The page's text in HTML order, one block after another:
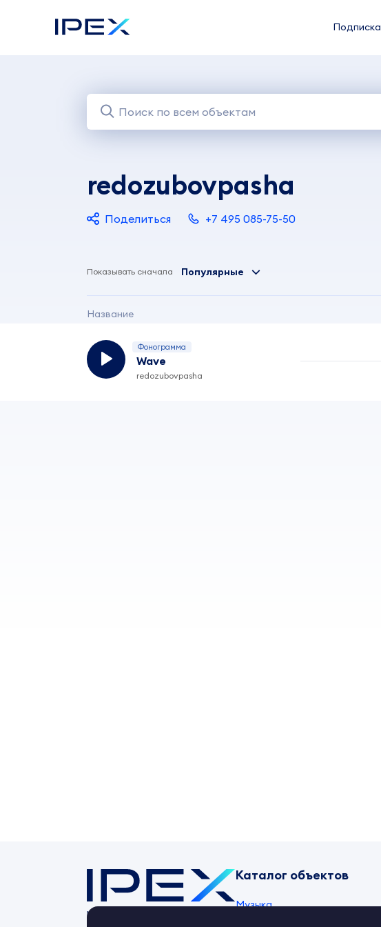
Подписка
redozubovpasha
Поделиться +7 495 085-75-50
Показывать сначала Популярные
Название
Фонограмма
Wave
redozubovpasha
Контент-маркет
Каталог объектов
Музыка